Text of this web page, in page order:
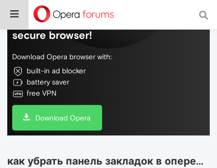
Do more on the web, with a fast and
secure browser!
Download Opera browser with:
built-in ad blocker
battery saver
free VPN
Download Opera
как убрать панель закладок в опере...